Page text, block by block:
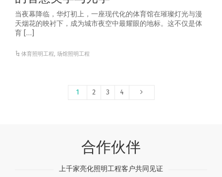
当夜幕降临，华灯初上，一座现代化的体育馆在璀璨灯光与漫
天烟花的映衬下，成为城市夜空中最耀眼的地标。这不仅是体
育 […]
体育照明工程,场馆照明工程
1 2 3 4
合作伙伴
上千家亮化照明工程客户共同见证